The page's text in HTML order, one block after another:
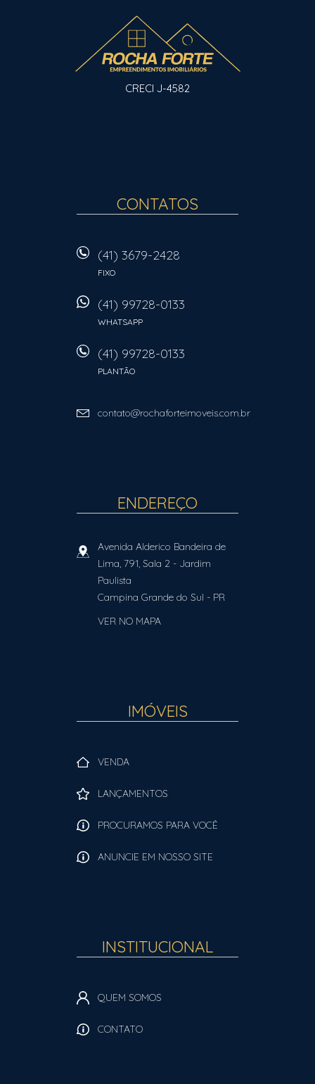
CRECI J-4582
CONTATOS
(41) 3679-2428
FIXO
(41) 99728-0133
WHATSAPP
(41) 99728-0133
PLANTÃO
contato@rochaforteimoveis.com.br
ENDEREÇO
Avenida Alderico Bandeira de
Lima, 791, Sala 2 - Jardim
Paulista
Campina Grande do Sul - PR
VER NO MAPA
IMÓVEIS
VENDA
LANÇAMENTOS
PROCURAMOS PARA VOCÊ
ANUNCIE EM NOSSO SITE
INSTITUCIONAL
QUEM SOMOS
CONTATO